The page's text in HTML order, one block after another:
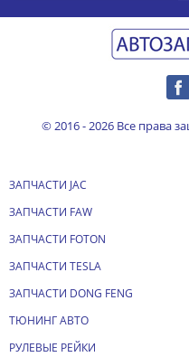
© 2016 - 2026 Все права
ЗАПЧАСТИ JAC
ЗАПЧАСТИ FAW
ЗАПЧАСТИ FOTON
ЗАПЧАСТИ TESLA
ЗАПЧАСТИ DONG FENG
ТЮНИНГ АВТО
РУЛЕВЫЕ РЕЙКИ